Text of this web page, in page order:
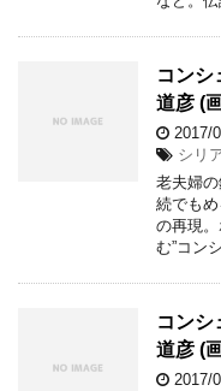
コン
道彦 (
2017/
シリ
老夫婦
続でも
の再現
む”コン
コン
道彦 (
2017/